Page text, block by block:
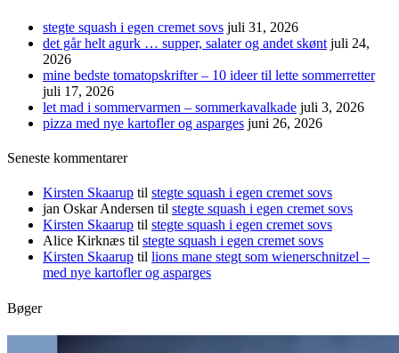
stegte squash i egen cremet sovs juli 31, 2026
det går helt agurk … supper, salater og andet skønt juli 24,
2026
mine bedste tomatopskrifter – 10 ideer til lette sommerretter
juli 17, 2026
let mad i sommervarmen – sommerkavalkade juli 3, 2026
pizza med nye kartofler og asparges juni 26, 2026
Seneste kommentarer
Kirsten Skaarup til stegte squash i egen cremet sovs
jan Oskar Andersen til stegte squash i egen cremet sovs
Kirsten Skaarup til stegte squash i egen cremet sovs
Alice Kirknæs til stegte squash i egen cremet sovs
Kirsten Skaarup til lions mane stegt som wienerschnitzel –
med nye kartofler og asparges
Bøger